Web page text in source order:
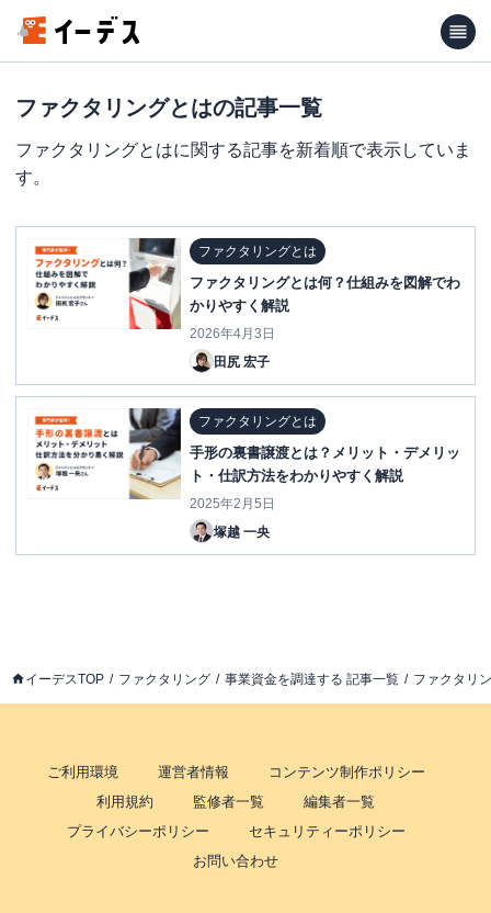
ファクタリングとはの記事一覧
ファクタリングとはに関する記事を新着順で表示していま
す。
ファクタリングとは
ファクタリングとは何？仕組みを図解でわ
かりやすく解説
2026年4月3日
田尻 宏子
ファクタリングとは
手形の裏書譲渡とは？メリット・デメリッ
ト・仕訳方法をわかりやすく解説
2025年2月5日
塚越 一央
イーデスTOP ファクタリング 事業資金を調達する 記事一覧 ファクタリ
ご利用環境 運営者情報
コンテンツ制作ポリシー
利用規約
監修者一覧
編集者一覧
プライバシーポリシー
セキュリティーポリシー
お問い合わせ